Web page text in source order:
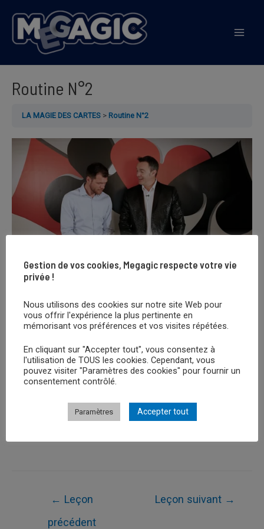
contenu
Routine N°2
LA MAGIE DES CARTES Routine N°2
Leçon Précédent
Retour au Cours
Leçon Suivante
← Leçon
précédent
Leçon suivant →
Gestion de vos cookies, Megagic respecte votre vie
privée !
Nous utilisons des cookies sur notre site Web pour
vous offrir l'expérience la plus pertinente en
mémorisant vos préférences et vos visites répétées.
En cliquant sur "Accepter tout", vous consentez à
l'utilisation de TOUS les cookies. Cependant, vous
pouvez visiter "Paramètres des cookies" pour fournir un
consentement contrôlé.
Paramètres Accepter tout